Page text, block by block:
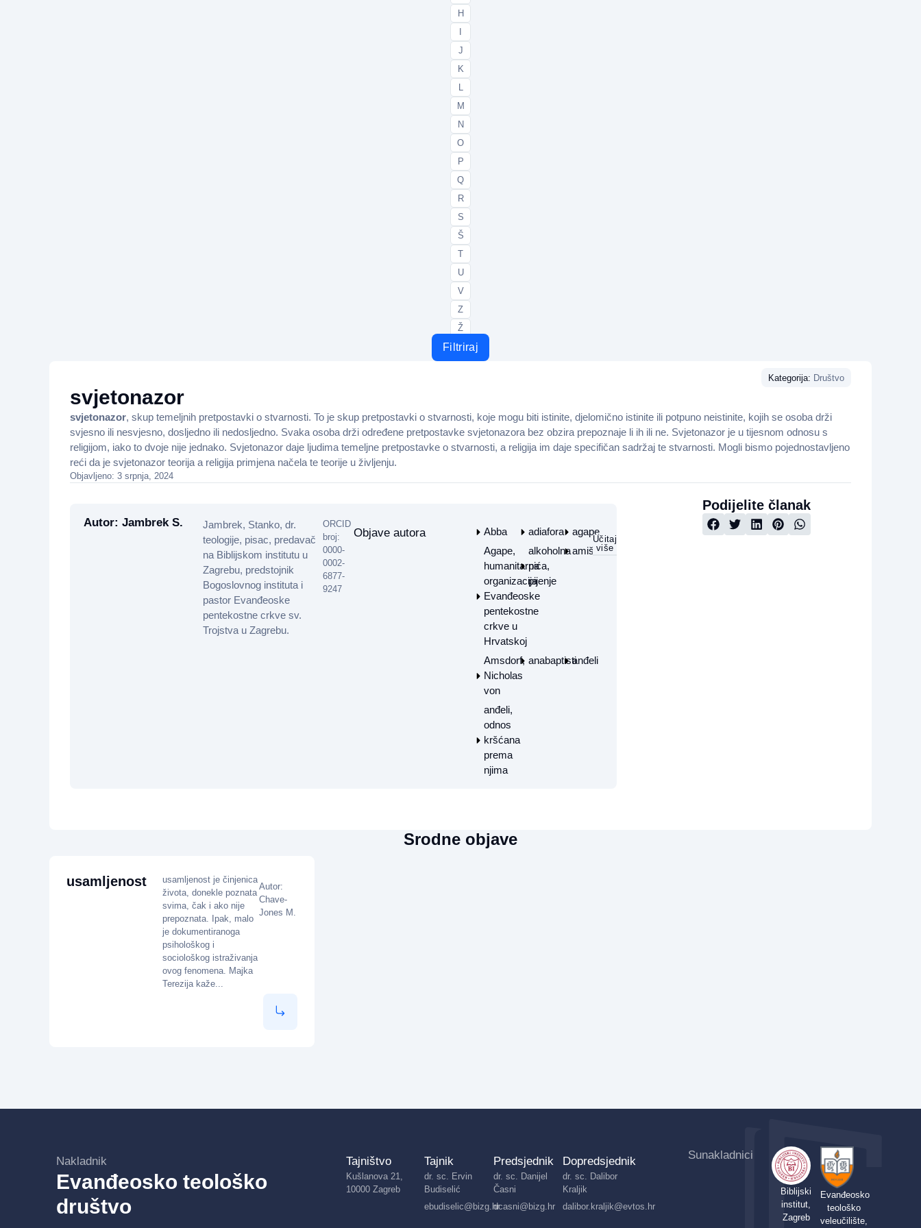
H
J
K
L
M
N
O
P
Q
R
S
Š
T
U
V
Z
Ž
Filtriraj
Kategorija: Društvo
svjetonazor
svjetonazor, skup temeljnih pretpostavki o stvarnosti. To je skup pretpostavki o stvarnosti, koje mogu biti istinite, djelomično istinite ili potpuno neistinite, kojih se osoba drži
svjesno ili nesvjesno, dosljedno ili nedosljedno. Svaka osoba drži određene pretpostavke svjetonazora bez obzira prepoznaje li ih ili ne. Svjetonazor je u tijesnom odnosu s
religijom, iako to dvoje nije jednako. Svjetonazor daje ljudima temeljne pretpostavke o stvarnosti, a religija im daje specifičan sadržaj te stvarnosti. Mogli bismo pojednostavljeno
reći da je svjetonazor teorija a religija primjena načela te teorije u življenju.
Objavljeno: 3 srpnja, 2024
Autor: Jambrek S.
Jambrek, Stanko, dr.
teologije, pisac, predavač
na Biblijskom institutu u
Zagrebu, predstojnik
Bogoslovnog instituta i
pastor Evanđeoske
pentekostne crkve sv.
Trojstva u Zagrebu.
ORCID
broj:
0000-
0002-
6877-
9247
Objave autora Abba adiafora
agape
Agape,
humanitarna
organizacija
Evanđeoske
pentekostne
crkve u
Hrvatskoj
alkoholna
pića,
pijenje
amiši
Amsdorf,
Nicholas
von
anabaptistianđeli
anđeli,
odnos
kršćana
prema
njima
Učitaj
više
Podijelite članak
Srodne objave
usamljenost
usamljenost je činjenica
života, donekle poznata
svima, čak i ako nije
prepoznata. Ipak, malo
je dokumentiranoga
psihološkog i
sociološkog istraživanja
ovog fenomena. Majka
Terezija kaže...
Autor:
Chave-
Jones M.
Nakladnik
Evanđeosko teološko
društvo
Tajništvo
Kušlanova 21,
10000 Zagreb
Tajnik
dr. sc. Ervin
Budiselić
ebudiselic@bizg.hr
Predsjednik
dr. sc. Danijel
Časni
dcasni@bizg.hr
Dopredsjednik
dr. sc. Dalibor
Kraljik
dalibor.kraljik@evtos.hr
Sunakladnici
Biblijski
institut,
Zagreb
Evanđeosko
teološko
veleučilište,